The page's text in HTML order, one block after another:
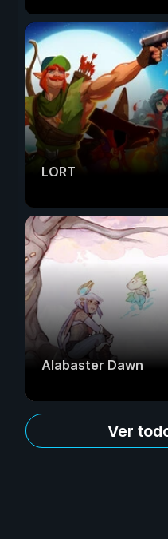
LORT
Alabaster Dawn
Ver